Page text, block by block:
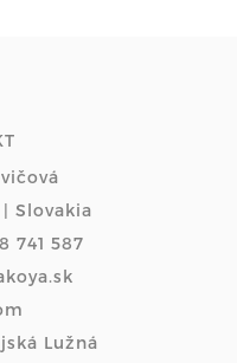
Slovakia
741 587
Lužná